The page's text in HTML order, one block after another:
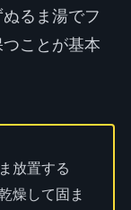
るま湯でフ
ことが基本
放置する
燥して固ま